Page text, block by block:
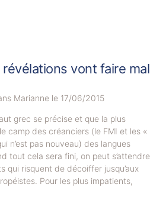
vont faire mal
Marianne le 17/06/2015
grec se précise et que la plus
camp des créanciers (le FMI et les «
n’est pas nouveau) des langues
tout cela sera fini, on peut s’attendre
qui risquent de décoiffer jusqu’aux
Pour les plus impatients,